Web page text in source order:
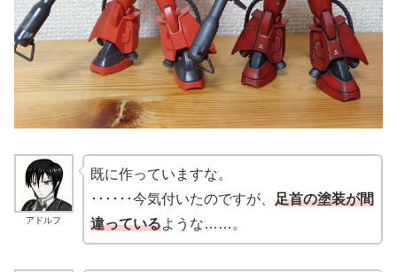
アドルフ
既に作っていますな。
･･････今気付いたのですが、 足首の塗装が間
違っているような……。